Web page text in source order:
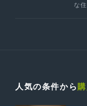
な
人気の条件から